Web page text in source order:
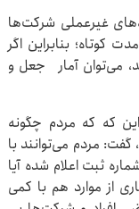
غیرعملی شرکت‌ها
بنابراین اگر
می‌توان آمار جعل و
که که مردم چگونه
گفت: مردم می‌توانند با
با شماره ثبت اعلام شده آیا
از موارد هم با کمی